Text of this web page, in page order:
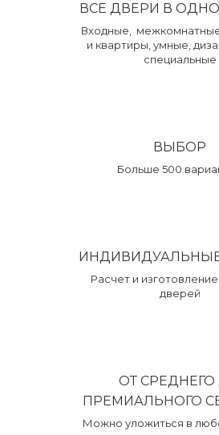
ВСЕ ДВЕРИ В
Входные,
и квартиры, умные,
специальные
ВЫБОР
Больше 500
Расчет и
дверей
ОТ
ПРЕМИАЛЬНОГО
Можно уложиться в